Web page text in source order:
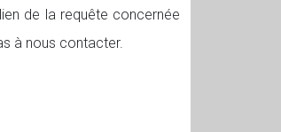
de la requête concernée
à nous contacter.